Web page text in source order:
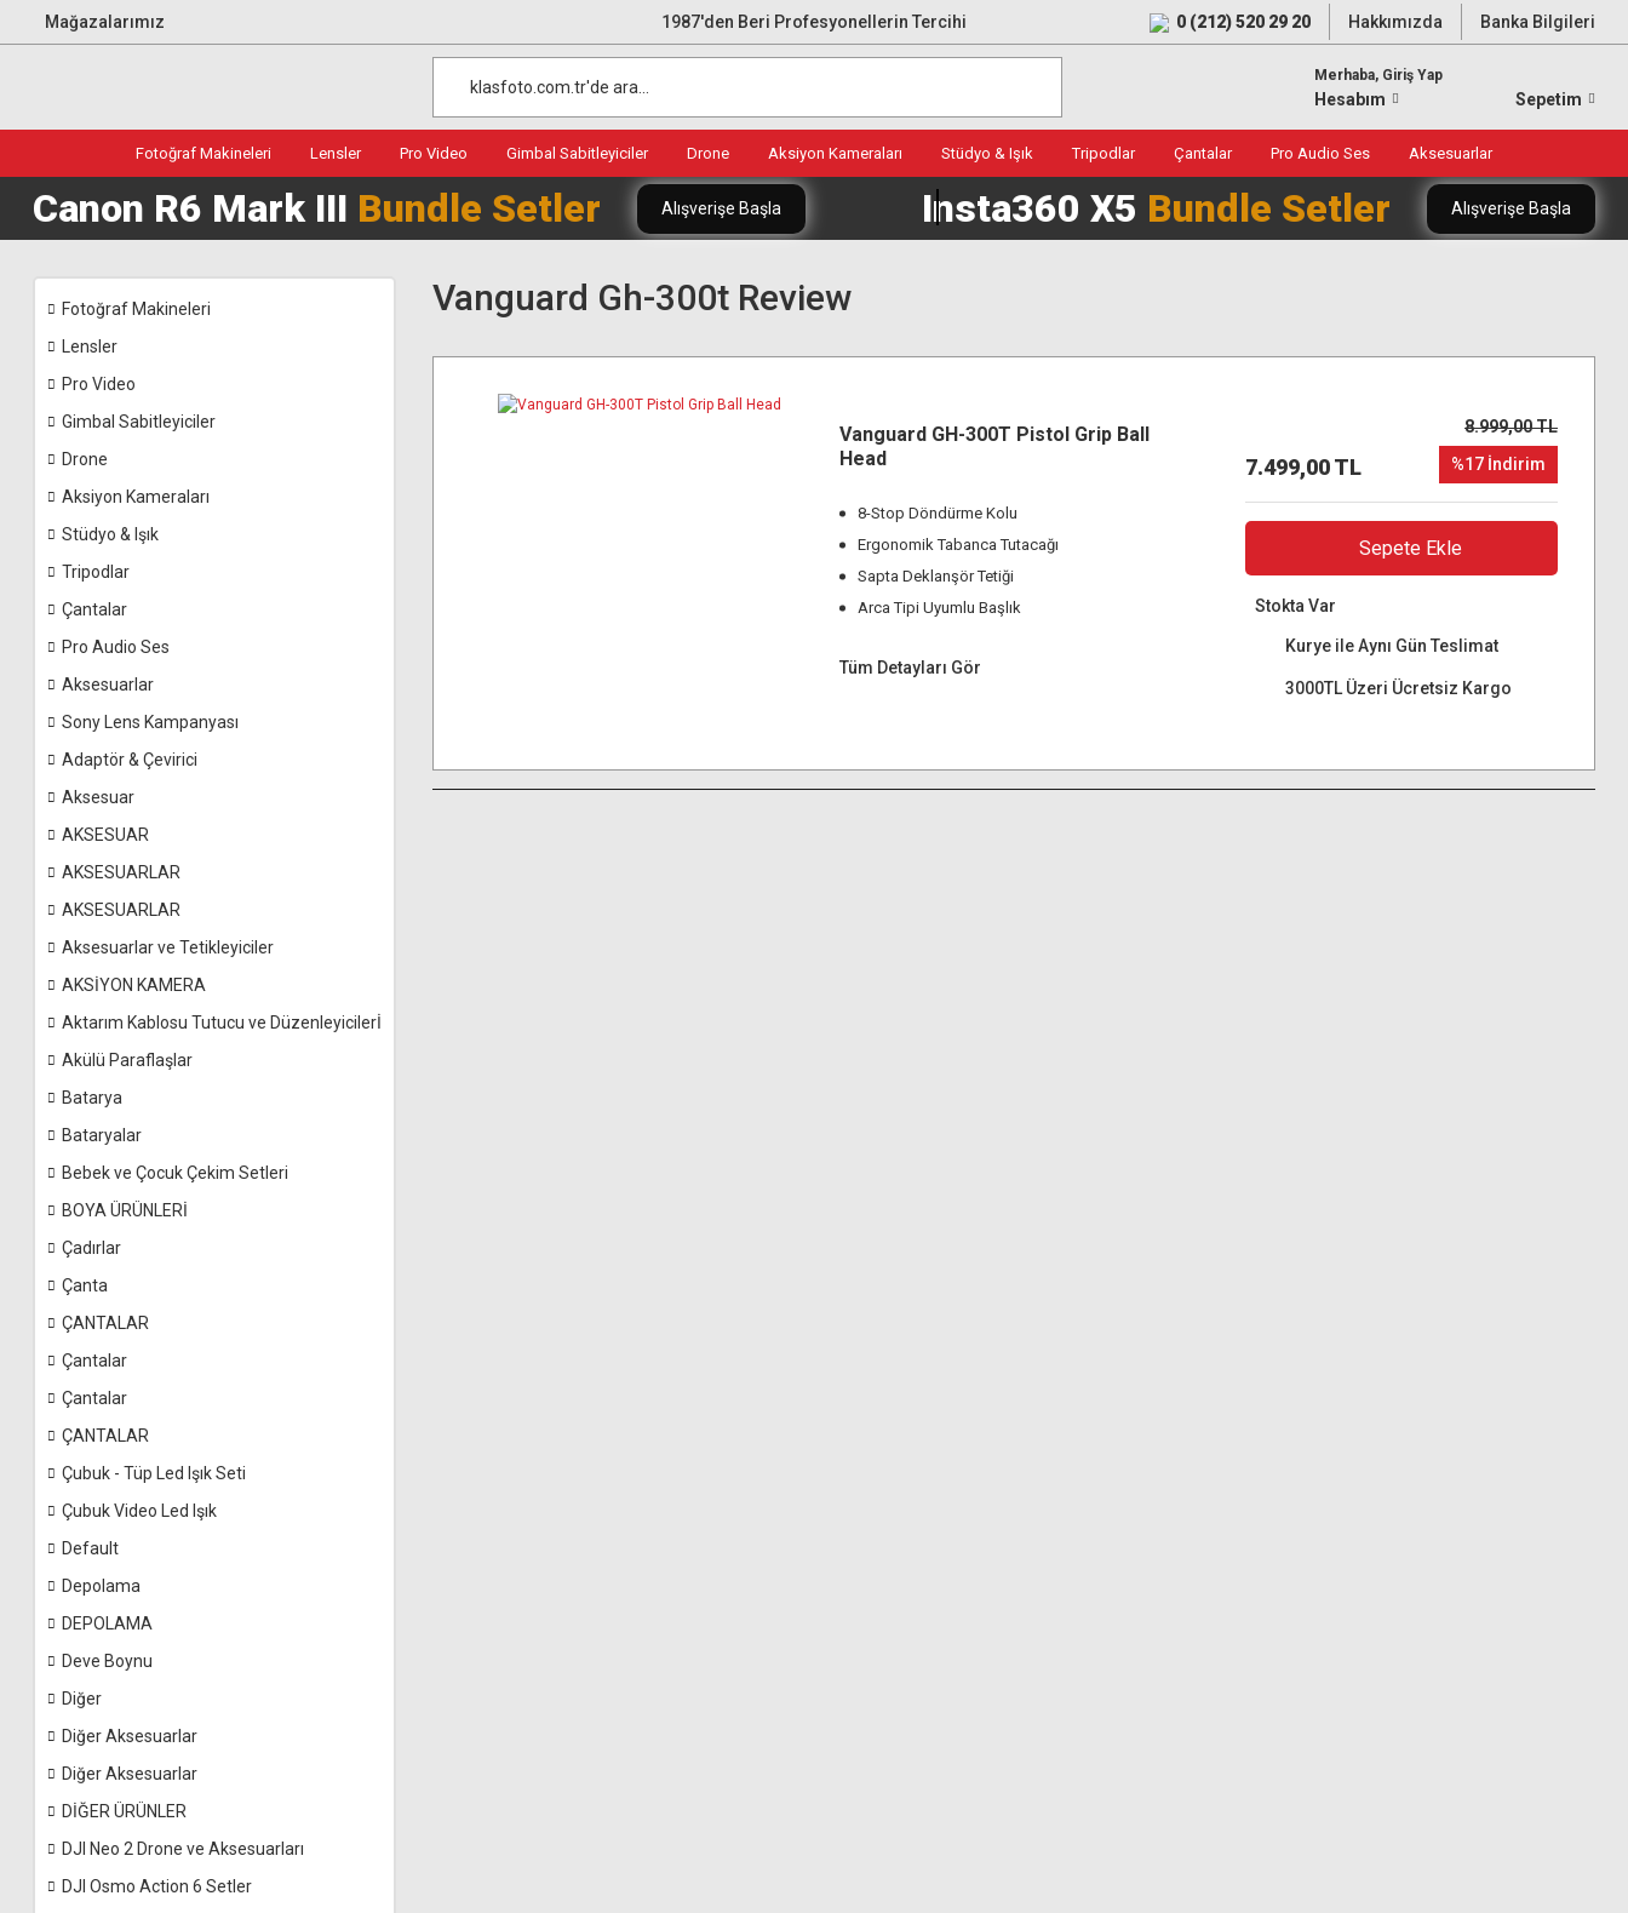
Mağazalarımız 1987'den Beri Profesyonellerin Tercihi 0 (212) 520 29 20 Hakkımızda Banka Bilgileri
Merhaba, Giriş Yap
Hesabım Sepetim
Fotoğraf Makineleri Lensler Pro Video Gimbal Sabitleyiciler Drone Aksiyon Kameraları Stüdyo & Işık Tripodlar Çantalar Pro Audio Ses Aksesuarlar
Canon R6 Mark III Bundle Setler Alışverişe Başla Insta360 X5 Bundle Setler Alışverişe Başla
Fotoğraf Makineleri
Lensler
Pro Video
Gimbal Sabitleyiciler
Drone
Aksiyon Kameraları
Stüdyo & Işık
Tripodlar
Çantalar
Pro Audio Ses
Aksesuarlar
Sony Lens Kampanyası
Adaptör & Çevirici
Aksesuar
AKSESUAR
AKSESUARLAR
AKSESUARLAR
Aksesuarlar ve Tetikleyiciler
AKSİYON KAMERA
Aktarım Kablosu Tutucu ve Düzenleyicilerİ
Akülü Paraflaşlar
Batarya
Bataryalar
Bebek ve Çocuk Çekim Setleri
BOYA ÜRÜNLERİ
Çadırlar
Çanta
ÇANTALAR
Çantalar
Çantalar
ÇANTALAR
Çubuk - Tüp Led Işık Seti
Çubuk Video Led Işık
Default
Depolama
DEPOLAMA
Deve Boynu
Diğer
Diğer Aksesuarlar
Diğer Aksesuarlar
DİĞER ÜRÜNLER
DJI Neo 2 Drone ve Aksesuarları
DJI Osmo Action 6 Setler
Vanguard Gh-300t Review
Vanguard GH-300T Pistol Grip Ball
Head
8-Stop Döndürme Kolu
Ergonomik Tabanca Tutacağı
Sapta Deklanşör Tetiği
Arca Tipi Uyumlu Başlık
Tüm Detayları Gör
7.499,00 TL
8.999,00 TL
%17 İndirim
Sepete Ekle
Stokta Var
Kurye ile Aynı Gün Teslimat
3000TL Üzeri Ücretsiz Kargo